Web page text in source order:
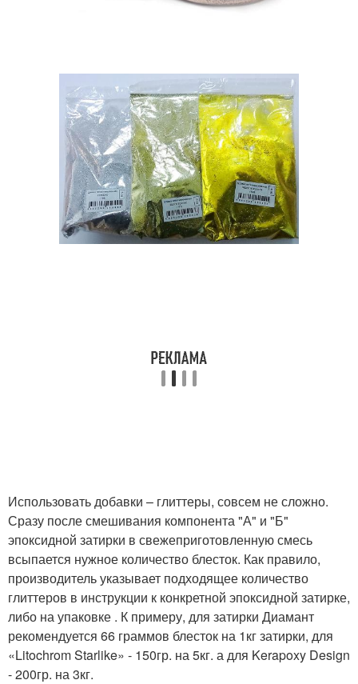
Использовать добавки – глиттеры, совсем не сложно.
Сразу после смешивания компонента "А" и "Б"
эпоксидной затирки в свежеприготовленную смесь
всыпается нужное количество блесток. Как правило,
производитель указывает подходящее количество
глиттеров в инструкции к конкретной эпоксидной затирке,
либо на упаковке . К примеру, для затирки Диамант
рекомендуется 66 граммов блесток на 1кг затирки, для
«Litochrom Starlike» - 150гр. на 5кг. а для Kerapoxy Design
- 200гр. на 3кг.